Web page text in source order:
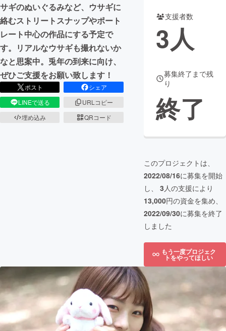
CAMPFIRE for Social Good
CAMPFIRE Creation
CAMPFIREふるさと納税
コミュニティ
サギのぬいぐるみなど、ウサギに
絡むストリートスナップやポート
レート中心の作品にする予定で
す。リアルなウサギも撮れないか
なと思案中。兎年の到来に向け、
ぜひご支援をお願い致します！
ポスト
シェア
LINEで送る
URLコピー
埋め込み
QRコード
支援者数
3人
募集終了まで残
り
終了
このプロジェクトは、
2022/08/16に募集を開始
し、 3人の支援により
13,000円の資金を集め、
2022/09/30に募集を終了
しました
もう一度プロジェク
トをやってほしい